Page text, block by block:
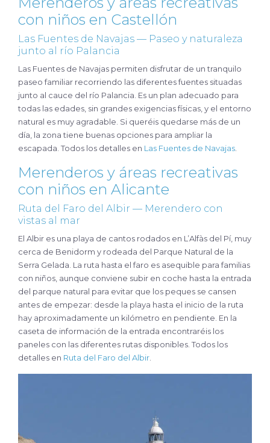
con niños en Castellón
Las Fuentes de Navajas — Paseo y naturaleza
junto al río Palancia
Las Fuentes de Navajas permiten disfrutar de un tranquilo
paseo familiar recorriendo las diferentes fuentes situadas
junto al cauce del río Palancia. Es un plan adecuado para
todas las edades, sin grandes exigencias físicas, y el entorno
natural es muy agradable. Si queréis quedarse más de un
día, la zona tiene buenas opciones para ampliar la
escapada. Todos los detalles en Las Fuentes de Navajas.
Merenderos y áreas recreativas
con niños en Alicante
Ruta del Faro del Albir — Merendero con
vistas al mar
El Albir es una playa de cantos rodados en L’Alfàs del Pí, muy
cerca de Benidorm y rodeada del Parque Natural de la
Serra Gelada. La ruta hasta el faro es asequible para familias
con niños, aunque conviene subir en coche hasta la entrada
del parque natural para evitar que los peques se cansen
antes de empezar: desde la playa hasta el inicio de la ruta
hay aproximadamente un kilómetro en pendiente. En la
caseta de información de la entrada encontraréis los
paneles con las diferentes rutas disponibles. Todos los
detalles en Ruta del Faro del Albir.